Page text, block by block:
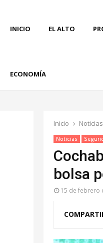
INICIO EL ALTO
ECONOMÍA
Inicio Noticias
Noticias
bolsa
15 de febrero